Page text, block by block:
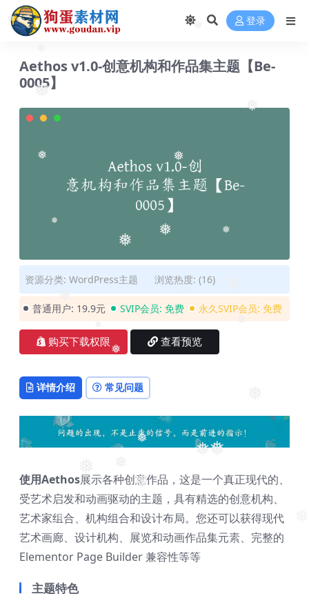
❅
❅
❅ ❅
❅
❅
❅
❅
❅
❅
❅ ❅
❅
❅
❅
❅
❅
❅
登录
Aethos v1.0-创意机构和作品集主题【Be-
0005】
资源分类: WordPress主题 浏览热度: (16)
普通用户: 19.9元 SVIP会员: 免费 永久SVIP会员: 免费
购买下载权限 查看预览
详情介绍 常见问题
使用Aethos展示各种创意作品，这是一个真正现代的、
受艺术启发和动画驱动的主题，具有精选的创意机构、
艺术家组合、机构组合和设计布局。您还可以获得现代
艺术画廊、设计机构、展览和动画作品集元素、完整的
Elementor Page Builder 兼容性等等
主题特色